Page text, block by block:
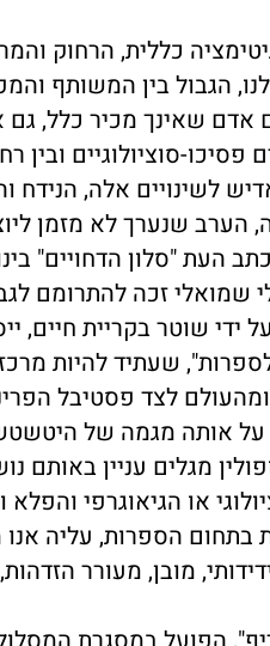
כללית, הרחוק
הגבול בין המשותף
שאינך מכיר כלל, גם
סוציולוגיים ובין
לשינויים אלה, הנידח
הערב שנערך לא מזמן
שמואלי זכה להתרומם
ידי שוטר בקריית חיים,
שעתיד להיות
לצד פסטיבל
על אותה מגמה של
מגלים עניין באותם
או הגיאוגרפי והפלא
בתחום הספרות, עליה
מובן, מעורר הזדהות,